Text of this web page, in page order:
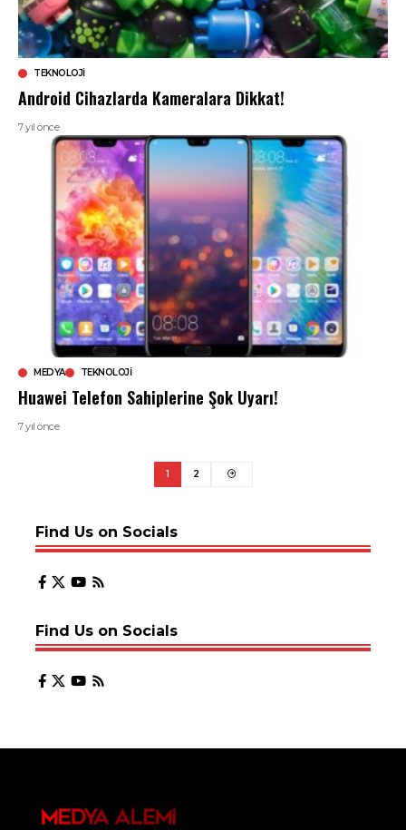
TEKNOLOJI
Android Cihazlarda Kameralara Dikkat!
7 yıl önce
MEDYA TEKNOLOJI
Huawei Telefon Sahiplerine Şok Uyarı!
7 yıl önce
1 2
Find Us on Socials
Find Us on Socials